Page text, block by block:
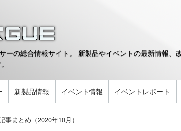
ーの総合情報サイト。 新製品やイベントの最新情報
新製品情報 イベント情報 イベントレポート
事まとめ（2020年10月）